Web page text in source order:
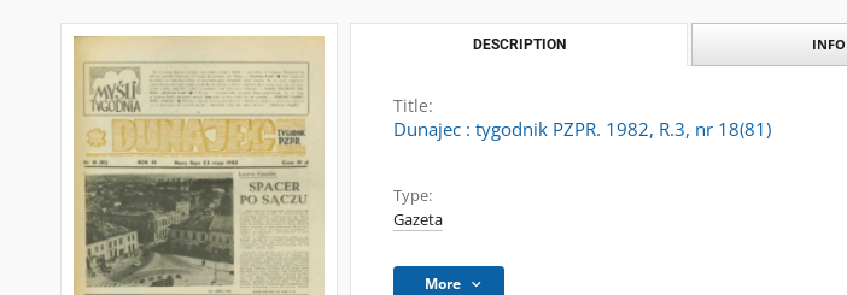
DESCRIPTION
Title:
Dunajec : tygodnik PZPR. 1982, R.3, nr 18(81)
Type:
Gazeta
More